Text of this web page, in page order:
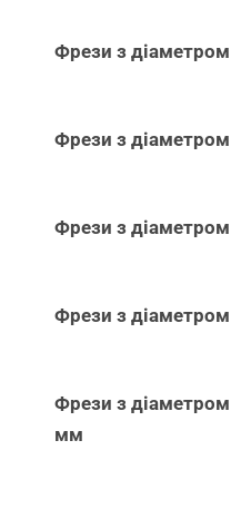
Фрези з
Фрези з
Фрези з
Фрези з
Фрези з
мм